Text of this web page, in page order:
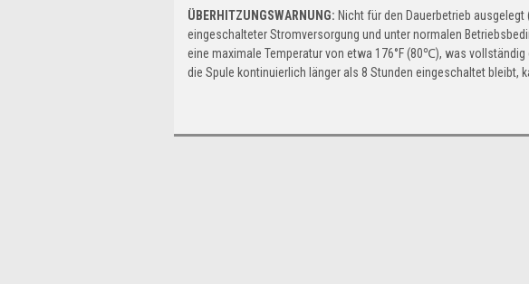
ÜBERHITZUNGSWARNUNG: Nicht für den Dauerbetrieb
eingeschalteter Stromversorgung und unter normalen
eine maximale Temperatur von etwa 176°F (80℃), was
die Spule kontinuierlich länger als 8 Stunden eingeschaltet bleibt,